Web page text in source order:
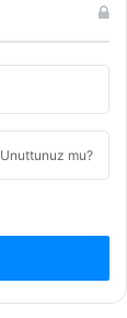
Unuttunuz mu?